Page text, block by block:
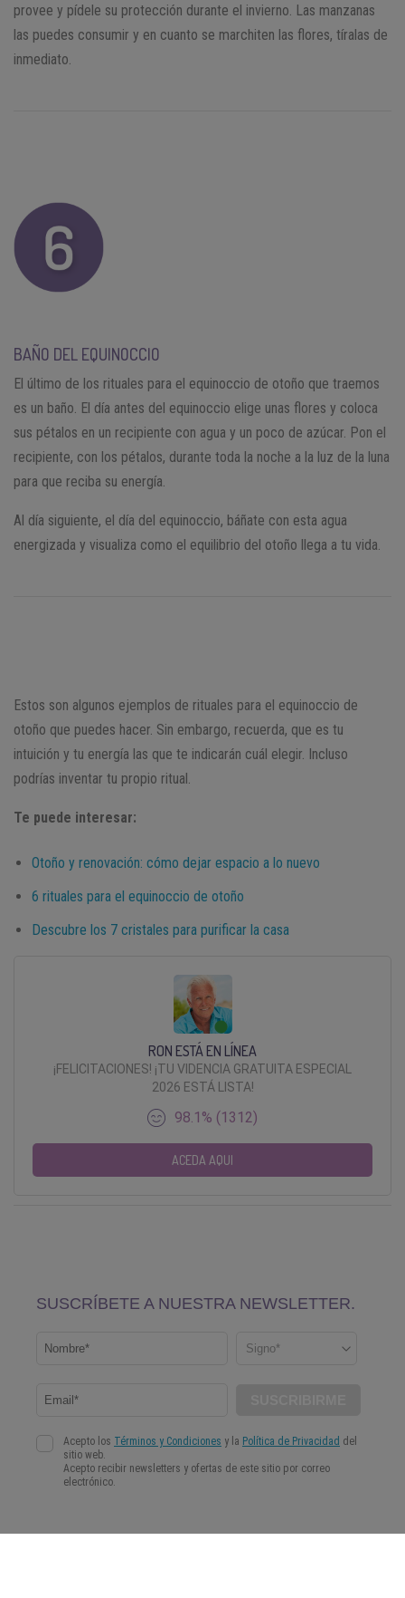
provee y pídele su protección durante el invierno. Las manzanas
las puedes consumir y en cuanto se marchiten las flores, tíralas de
inmediato.
BAÑO DEL EQUINOCCIO
El último de los rituales para el equinoccio de otoño que traemos
es un baño. El día antes del equinoccio elige unas flores y coloca
sus pétalos en un recipiente con agua y un poco de azúcar. Pon el
recipiente, con los pétalos, durante toda la noche a la luz de la luna
para que reciba su energía.
Al día siguiente, el día del equinoccio, báñate con esta agua
energizada y visualiza como el equilibrio del otoño llega a tu vida.
Estos son algunos ejemplos de rituales para el equinoccio de
otoño que puedes hacer. Sin embargo, recuerda, que es tu
intuición y tu energía las que te indicarán cuál elegir. Incluso
podrías inventar tu propio ritual.
Te puede interesar:
Otoño y renovación: cómo dejar espacio a lo nuevo
6 rituales para el equinoccio de otoño
Descubre los 7 cristales para purificar la casa
RON ESTÁ EN LÍNEA
¡FELICITACIONES! ¡TU VIDENCIA GRATUITA ESPECIAL
2026 ESTÁ LISTA!
98.1% (1312)
ACEDA AQUI